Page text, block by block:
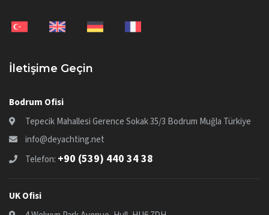
İletişime Geçin
Bodrum Ofisi
Tepecik Mahallesi Gerence Sokak 35/3 Bodrum Muğla Türkiye
info@deyachting.net
Telefon: +90 (539) 440 34 38
UK Ofisi